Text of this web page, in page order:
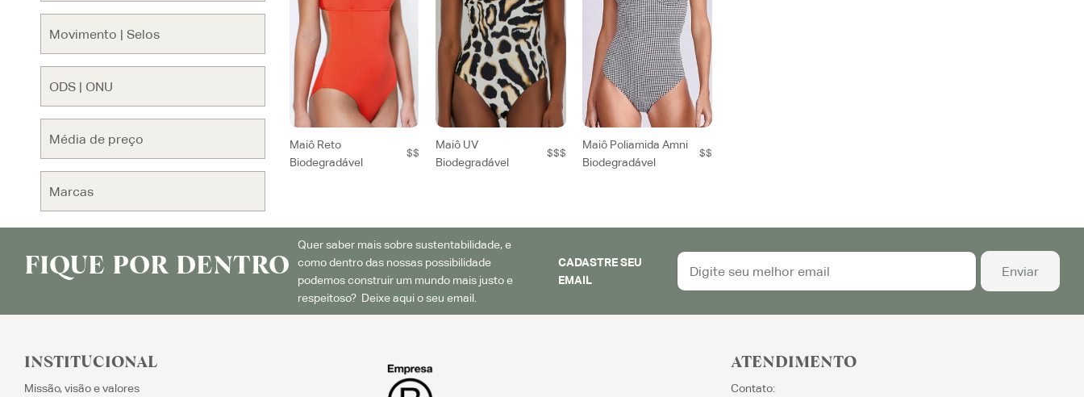
Maiô Reto
Biodegradável
$$
Maiô UV
Biodegradável
$$$
Maiô Poliamida Amni
Biodegradável
$$
FIQUE POR DENTRO
Quer saber mais sobre sustentabilidade, e
como dentro das nossas possibilidade
podemos construir um mundo mais justo e
respeitoso? Deixe aqui o seu email.
CADASTRE SEU
EMAIL
INSTITUCIONAL
Missão, visão e valores
ATENDIMENTO
Contato: